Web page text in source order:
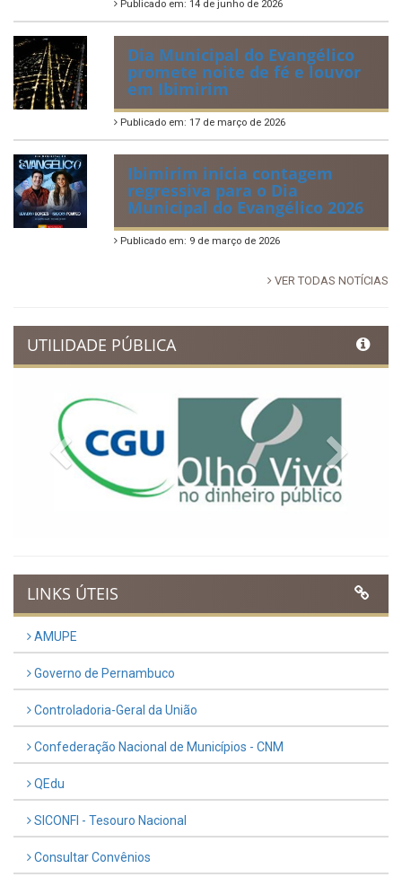
Publicado em: 14 de junho de 2026
Dia Municipal do Evangélico
promete noite de fé e louvor
em Ibimirim
Publicado em: 17 de março de 2026
Ibimirim inicia contagem
regressiva para o Dia
Municipal do Evangélico 2026
Publicado em: 9 de março de 2026
VER TODAS NOTÍCIAS
UTILIDADE PÚBLICA
Previous
LINKS ÚTEIS
AMUPE
Governo de Pernambuco
Controladoria-Geral da União
Confederação Nacional de Municípios - CNM
QEdu
SICONFI - Tesouro Nacional
Consultar Convênios